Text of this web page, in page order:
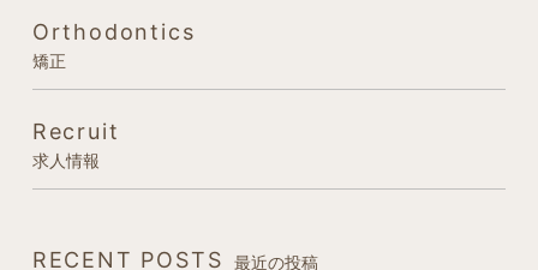
Orthodontics
矯正
Recruit
求人情報
RECENT POSTS 最近の投稿